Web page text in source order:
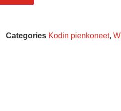
Categories Kodin pienkoneet,